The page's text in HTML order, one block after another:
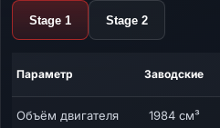
Stage 1 Stage 2
Параметр Заводские
Объём двигателя 1984 см³